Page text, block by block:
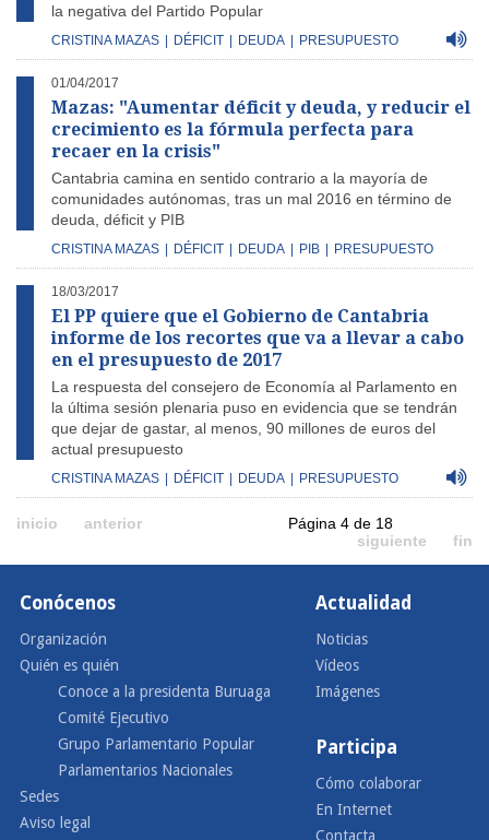
la negativa del Partido Popular
CRISTINA MAZAS DÉFICIT DEUDA PRESUPUESTO
01/04/2017
Mazas: "Aumentar déficit y deuda, y reducir el
crecimiento es la fórmula perfecta para
recaer en la crisis"
Cantabria camina en sentido contrario a la mayoría de
comunidades autónomas, tras un mal 2016 en término de
deuda, déficit y PIB
CRISTINA MAZAS DÉFICIT DEUDA PIB PRESUPUESTO
18/03/2017
El PP quiere que el Gobierno de Cantabria
informe de los recortes que va a llevar a cabo
en el presupuesto de 2017
La respuesta del consejero de Economía al Parlamento en
la última sesión plenaria puso en evidencia que se tendrán
que dejar de gastar, al menos, 90 millones de euros del
actual presupuesto
CRISTINA MAZAS DÉFICIT DEUDA PRESUPUESTO
inicio anterior
Página 4 de 18
siguiente
fin
Conócenos
Organización
Quién es quién
Conoce a la presidenta Buruaga
Comité Ejecutivo
Grupo Parlamentario Popular
Parlamentarios Nacionales
Sedes
Aviso legal
Actualidad
Noticias
Vídeos
Imágenes
Participa
Cómo colaborar
En Internet
Contacta